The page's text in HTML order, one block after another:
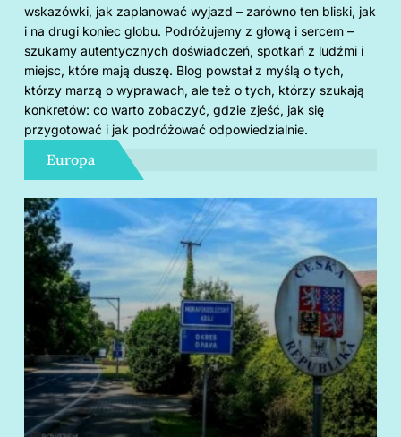
wskazówki, jak zaplanować wyjazd – zarówno ten bliski, jak
i na drugi koniec globu. Podróżujemy z głową i sercem –
szukamy autentycznych doświadczeń, spotkań z ludźmi i
miejsc, które mają duszę. Blog powstał z myślą o tych,
którzy marzą o wyprawach, ale też o tych, którzy szukają
konkretów: co warto zobaczyć, gdzie zjeść, jak się
przygotować i jak podróżować odpowiedzialnie.
Europa